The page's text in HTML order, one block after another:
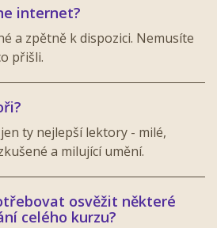
internet?
a zpětně k dispozici. Nemusíte
přišli.
ty nejlepší lektory - milé,
a milující umění.
osvěžit některé
celého kurzu?